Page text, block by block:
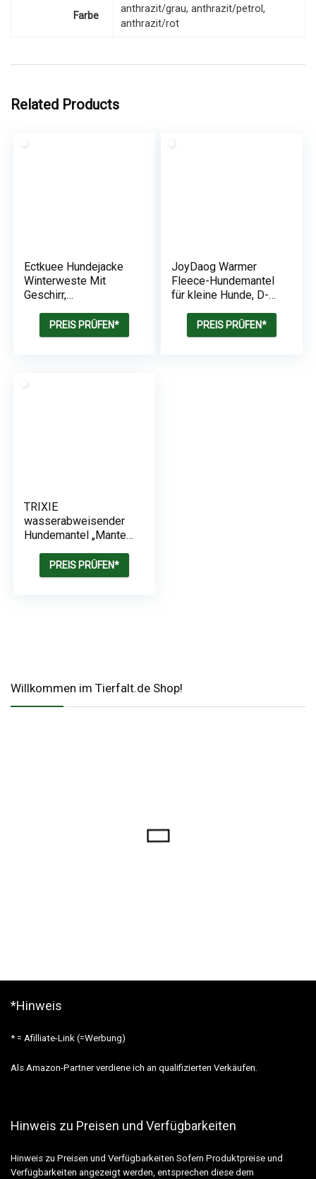
Farbe
anthrazit/grau, anthrazit/petrol,
anthrazit/rot
Related Products
Ectkuee Hundejacke
Winterweste Mit
Geschirr,
Hundemantel für
Kleine Hunde,
PREIS PRÜFEN*
JoyDaog Warmer
Fleece-Hundemantel
für kleine Hunde, D-
Welpenjacke für den
kalten Winter,
PREIS PRÜFEN*
TRIXIE
wasserabweisender
Hundemantel „Mantel
schwarz“ – 30518
PREIS PRÜFEN*
Willkommen im Tierfalt.de Shop!
*Hinweis
* = Afilliate-Link (=Werbung)
Als Amazon-Partner verdiene ich an qualifizierten Verkäufen.
Hinweis zu Preisen und Verfügbarkeiten
Hinweis zu Preisen und Verfügbarkeiten Sofern Produktpreise und
Verfügbarkeiten angezeigt werden, entsprechen diese dem